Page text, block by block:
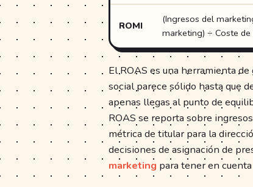
ROMI
(Ingresos del
marketing) ÷ Coste
El ROAS es una herramienta
social parece sólido hasta que
apenas llegas al punto de
ROAS se reporta sobre
métrica de titular para la
decisiones de asignación de
marketing para tener en